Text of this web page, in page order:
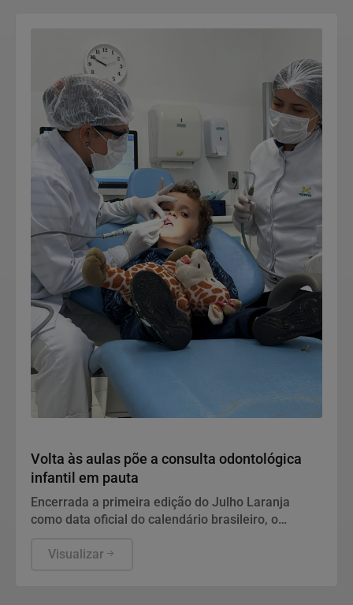
Volta às aulas põe a consulta odontológica
infantil em pauta
Encerrada a primeira edição do Julho Laranja
como data oficial do calendário brasileiro, o
a avaliação com o odontopediatra e para a
Visualizar